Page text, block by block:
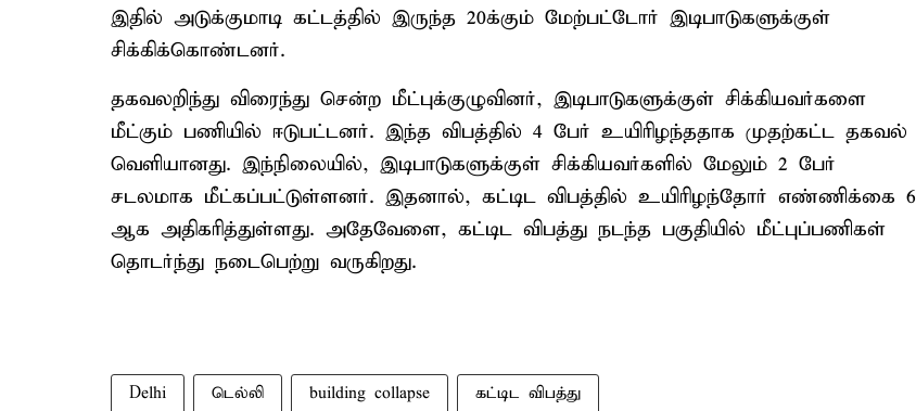
இதில் அடுக்குமாடி கட்டத்தில் இருந்த 20க்கும் மேற்பட்டோர் இடிபாடுகளுக்குள்
சிக்கிக்கொண்டனர்.
தகவலறிந்து விரைந்து சென்ற மீட்புக்குழுவினர், இடிபாடுகளுக்குள் சிக்கியவர்களை
மீட்கும் பணியில் ஈடுபட்டனர். இந்த விபத்தில் 4 பேர் உயிரிழந்ததாக முதற்கட்ட தகவல்
வெளியானது. இந்நிலையில், இடிபாடுகளுக்குள் சிக்கியவர்களில் மேலும் 2 பேர்
சடலமாக மீட்கப்பட்டுள்ளனர். இதனால், கட்டிட விபத்தில் உயிரிழந்தோர் எண்ணிக்கை 6
ஆக அதிகரித்துள்ளது. அதேவேளை, கட்டிட விபத்து நடந்த பகுதியில் மீட்புப்பணிகள்
தொடர்ந்து நடைபெற்று வருகிறது.
Delhi டெல்லி building collapse கட்டிட விபத்து